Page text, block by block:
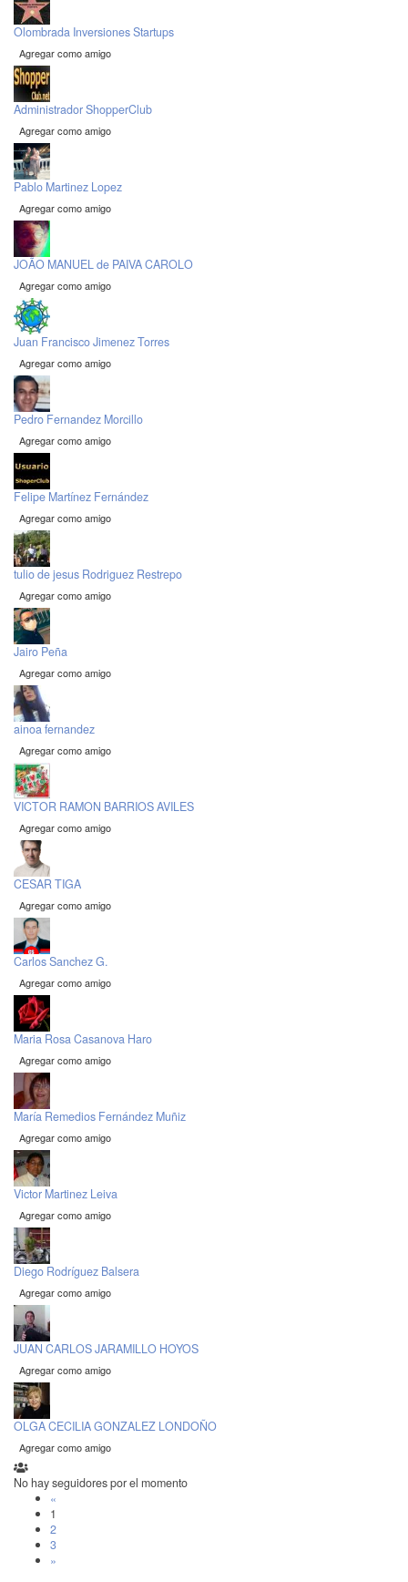
Olombrada Inversiones Startups
Agregar como amigo
Administrador ShopperClub
Agregar como amigo
Pablo Martinez Lopez
Agregar como amigo
JOÃO MANUEL de PAIVA CAROLO
Agregar como amigo
Juan Francisco Jimenez Torres
Agregar como amigo
Pedro Fernandez Morcillo
Agregar como amigo
Felipe Martínez Fernández
Agregar como amigo
tulio de jesus Rodriguez Restrepo
Agregar como amigo
Jairo Peña
Agregar como amigo
ainoa fernandez
Agregar como amigo
VICTOR RAMON BARRIOS AVILES
Agregar como amigo
CESAR TIGA
Agregar como amigo
Carlos Sanchez G.
Agregar como amigo
Maria Rosa Casanova Haro
Agregar como amigo
María Remedios Fernández Muñiz
Agregar como amigo
Victor Martinez Leiva
Agregar como amigo
Diego Rodríguez Balsera
Agregar como amigo
JUAN CARLOS JARAMILLO HOYOS
Agregar como amigo
OLGA CECILIA GONZALEZ LONDOÑO
Agregar como amigo
No hay seguidores por el momento
«
1
2
3
»